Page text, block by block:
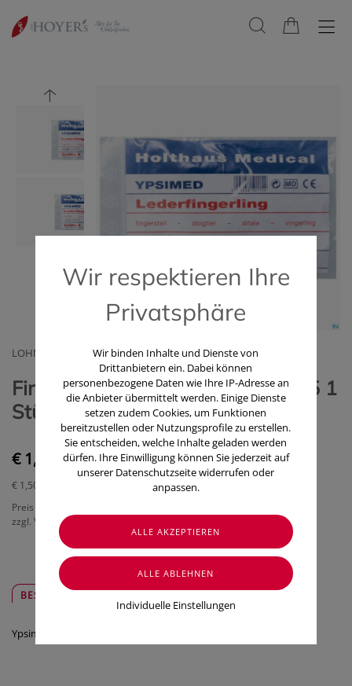
LOHMANN & RAUSCHER GMBH
Fingerlinge Leder-ypsimed groß 5 1
Stück
€ 1,50
€ 1,50
Preis inkl. MwSt.
zzgl. Versandkosten
BESCHREIBUNG
Ypsimed Leder Fingerling
Wir respektieren Ihre
Privatsphäre
Wir binden Inhalte und Dienste von
Drittanbietern ein. Dabei können
personenbezogene Daten wie Ihre IP-Adresse an
die Anbieter übermittelt werden. Einige Dienste
setzen zudem Cookies, um Funktionen
bereitzustellen oder Nutzungsprofile zu erstellen.
Sie entscheiden, welche Inhalte geladen werden
dürfen. Ihre Einwilligung können Sie jederzeit auf
unserer Datenschutzseite widerrufen oder
anpassen.
Individuelle Einstellungen